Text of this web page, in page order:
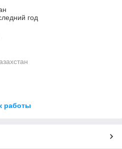
год
работы